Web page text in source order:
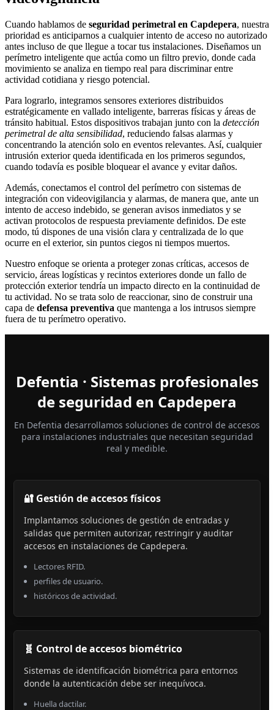
Cuando hablamos de seguridad perimetral en Capdepera, nuestra
prioridad es anticiparnos a cualquier intento de acceso no autorizado
antes incluso de que llegue a tocar tus instalaciones. Diseñamos un
perímetro inteligente que actúa como un filtro previo, donde cada
movimiento se analiza en tiempo real para discriminar entre
actividad cotidiana y riesgo potencial.
Para lograrlo, integramos sensores exteriores distribuidos
estratégicamente en vallado inteligente, barreras físicas y áreas de
tránsito habitual. Estos dispositivos trabajan junto con la detección
perimetral de alta sensibilidad, reduciendo falsas alarmas y
concentrando la atención solo en eventos relevantes. Así, cualquier
intrusión exterior queda identificada en los primeros segundos,
cuando todavía es posible bloquear el avance y evitar daños.
Además, conectamos el control del perímetro con sistemas de
integración con videovigilancia y alarmas, de manera que, ante un
intento de acceso indebido, se generan avisos inmediatos y se
activan protocolos de respuesta previamente definidos. De este
modo, tú dispones de una visión clara y centralizada de lo que
ocurre en el exterior, sin puntos ciegos ni tiempos muertos.
Nuestro enfoque se orienta a proteger zonas críticas, accesos de
servicio, áreas logísticas y recintos exteriores donde un fallo de
protección exterior tendría un impacto directo en la continuidad de
tu actividad. No se trata solo de reaccionar, sino de construir una
capa de defensa preventiva que mantenga a los intrusos siempre
fuera de tu perímetro operativo.
Defentia · Sistemas profesionales
de seguridad en Capdepera
En Defentia desarrollamos soluciones de control de accesos
para instalaciones industriales que necesitan seguridad
real y medible.
🔐 Gestión de accesos físicos
Implantamos soluciones de gestión de entradas y
salidas que permiten autorizar, restringir y auditar
accesos en instalaciones de Capdepera.
Lectores RFID.
perfiles de usuario.
históricos de actividad.
🧬 Control de accesos biométrico
Sistemas de identificación biométrica para entornos
donde la autenticación debe ser inequívoca.
Huella dactilar.